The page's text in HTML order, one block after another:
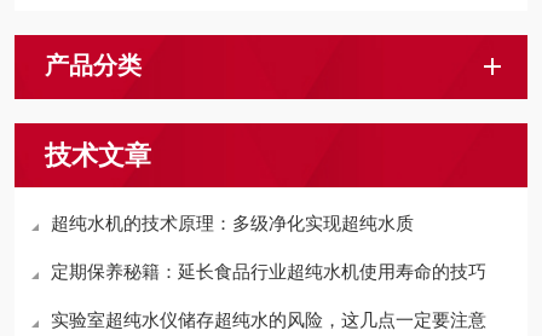
产品分类
技术文章
超纯水机的技术原理：多级净化实现超纯水质
定期保养秘籍：延长食品行业超纯水机使用寿命的技巧
实验室超纯水仪储存超纯水的风险，这几点一定要注意